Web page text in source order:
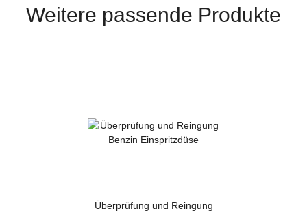
Weitere passende Produkte
Überprüfung und Reingung